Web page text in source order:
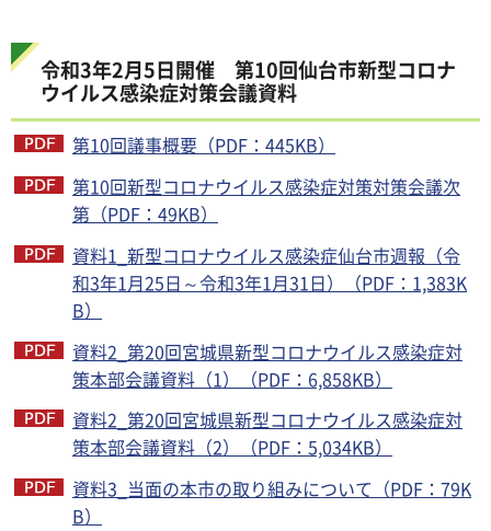
令和3年2月5日開催 第10回仙台市新型コロナ
ウイルス感染症対策会議資料
第10回議事概要（PDF：445KB）
第10回新型コロナウイルス感染症対策対策会議次
第（PDF：49KB）
資料1_新型コロナウイルス感染症仙台市週報（令
和3年1月25日～令和3年1月31日）（PDF：1,383K
B）
資料2_第20回宮城県新型コロナウイルス感染症対
策本部会議資料（1）（PDF：6,858KB）
資料2_第20回宮城県新型コロナウイルス感染症対
策本部会議資料（2）（PDF：5,034KB）
資料3_当面の本市の取り組みについて（PDF：79K
B）